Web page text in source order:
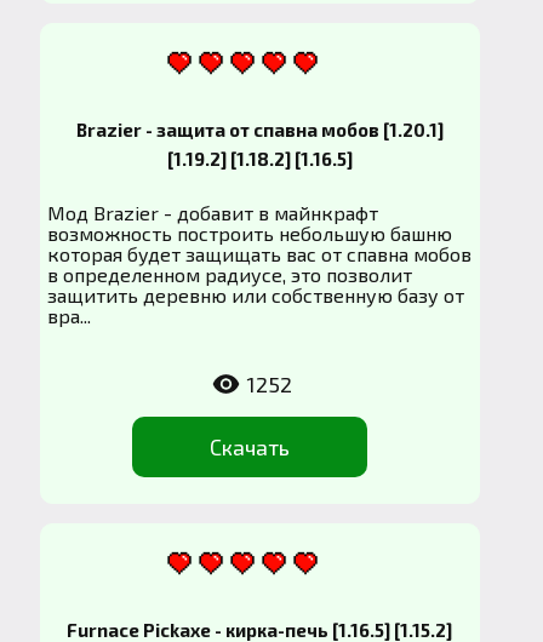
Brazier - защита от спавна мобов [1.20.1]
[1.19.2] [1.18.2] [1.16.5]
Мод Brazier - добавит в майнкрафт
возможность построить небольшую башню
которая будет защищать вас от спавна мобов
в определенном радиусе, это позволит
защитить деревню или собственную базу от
вра...
Скачать
1252
Furnace Pickaxe - кирка-печь [1.16.5] [1.15.2]